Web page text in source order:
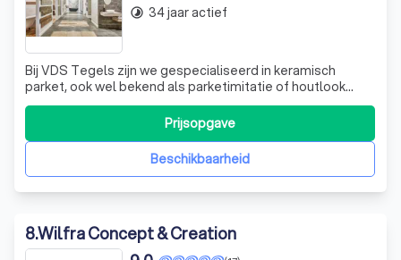
Bij VDS Tegels zijn we gespecialiseerd in keramisch
parket, ook wel bekend als parketimitatie of houtlook
tegels. Deze tegels combineren de esthetiek van hout
met de duurzaamheid en het onderhoudsgemak van
keramische tegels. Ons assortiment is uitgebreid en
divers, met opties voor elke smaak en stij
Beschikbaarheid
Prijsopgave
timelapse 34 jaar actief
8.Wilfra Concept & Creation